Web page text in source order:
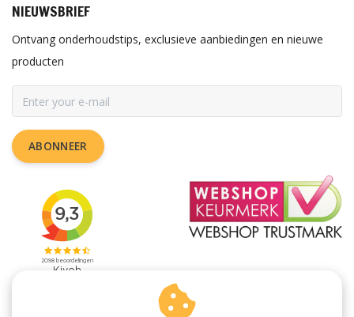
NIEUWSBRIEF
Ontvang onderhoudstips, exclusieve aanbiedingen en nieuwe
producten
ABONNEER